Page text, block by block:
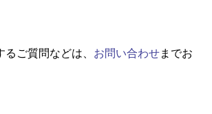
ご質問などは、 お問い合わせまでお